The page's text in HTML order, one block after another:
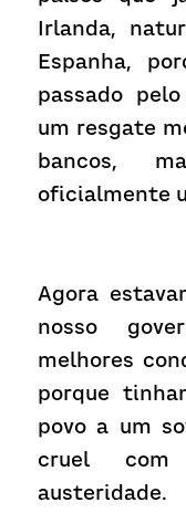
Irlanda,
Espanha,
passado
um resgate
bancos,
oficialmente
Agora
nosso
melhores
porque
povo a um
cruel com